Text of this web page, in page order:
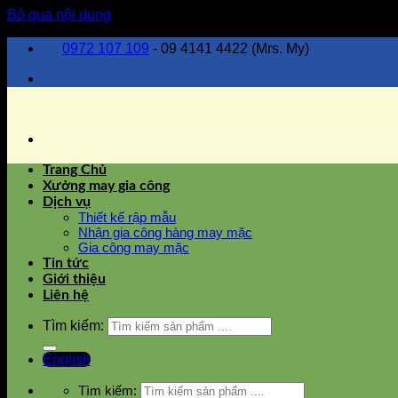
Bỏ qua nội dung
0972 107 109 - 09 4141 4422 (Mrs. My)
Trang Chủ
Xưởng may gia công
Dịch vụ
Thiết kế rập mẫu
Nhận gia công hàng may mặc
Gia công may mặc
Tin tức
Giới thiệu
Liên hệ
Tìm kiếm:
English
Tìm kiếm: